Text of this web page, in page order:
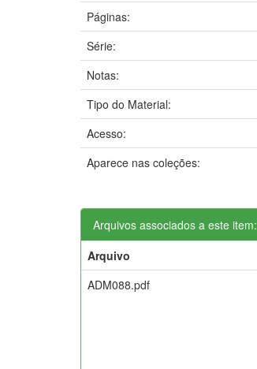
Páginas:
Série:
Notas:
Tipo do Material:
Acesso:
Aparece nas coleções:
Arquivos associados a este item:
Arquivo
ADM088.pdf